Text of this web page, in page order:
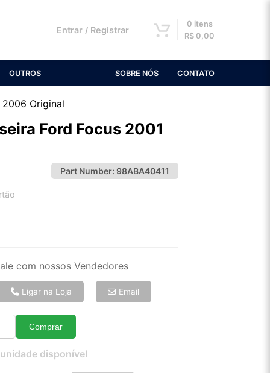
Entrar / Registrar
0 itens
R$ 0,00
OUTROS SOBRE NÓS CONTATO
2006 Original
Ford Focus 2001
Part Number: 98ABA40411
8x de R$ 26,15
10x de R$ 21,36
12x de R$ 18,24
com nossos Vendedores
Ligar na Loja Email
Quantidade
Comprar
disponível